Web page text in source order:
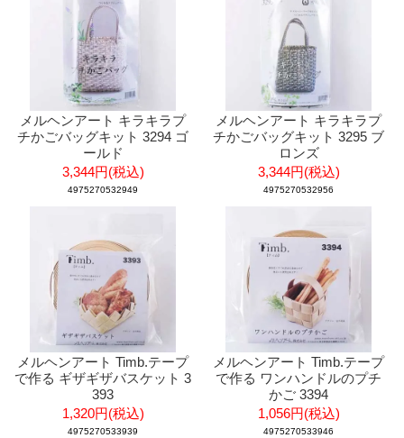
メルヘンアート キラキラプ
チかごバッグキット 3294 ゴ
ールド
3,344円(税込)
4975270532949
メルヘンアート キラキラプ
チかごバッグキット 3295 ブ
ロンズ
3,344円(税込)
4975270532956
メルヘンアート Timb.テープ
で作る ギザギザバスケット 3
393
1,320円(税込)
4975270533939
メルヘンアート Timb.テープ
で作る ワンハンドルのプチ
かご 3394
1,056円(税込)
4975270533946